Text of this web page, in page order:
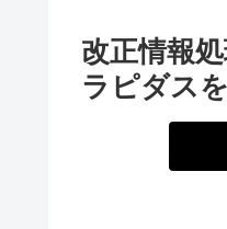
改正情報
ラピダス